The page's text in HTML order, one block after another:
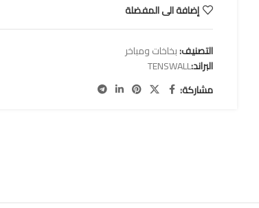
إضافة الى المفضلة
التصنيف:بخاخات ومباخر
البراند:TENSWALL
مشاركة: